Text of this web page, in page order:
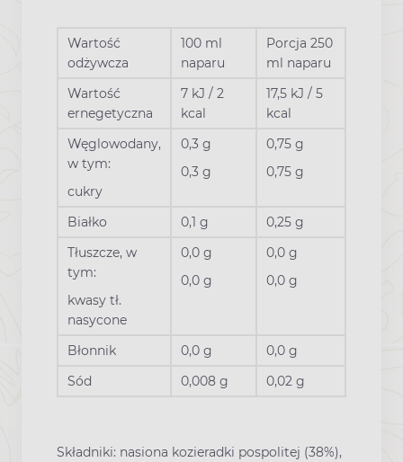
Wartość
odżywcza
100 ml
naparu
Porcja 250
ml naparu
Wartość
ernegetyczna
7 kJ / 2
kcal
17,5 kJ / 5
kcal
Węglowodany,
w tym:
cukry
0,3 g
0,3 g
0,75 g
0,75 g
Białko 0,1 g
0,25 g
Tłuszcze, w
tym:
kwasy tł.
nasycone
0,0 g
0,0 g
0,0 g
0,0 g
Błonnik 0,0 g
0,0 g
Sód
0,008 g 0,02 g
Składniki: nasiona kozieradki pospolitej (38%),